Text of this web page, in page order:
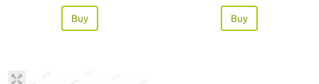
Buy Buy